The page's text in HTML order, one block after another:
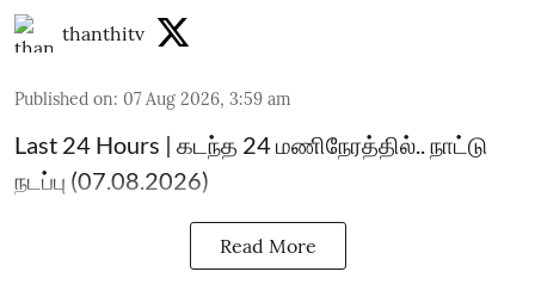
thanthitv
Published on: 07 Aug 2026, 3:59 am
Last 24 Hours | கடந்த 24 மணிநேரத்தில்.. நாட்டு
நடப்பு (07.08.2026)
Read More